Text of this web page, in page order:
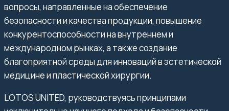
вопросы, направленные на обеспечение
безопасности и качества продукции, повышение
конкурентоспособности на внутреннем и
международном рынках, а также создание
благоприятной среды для инноваций в эстетической
медицине и пластической хирургии.
LOTOS UNITED, руководствуясь принципами